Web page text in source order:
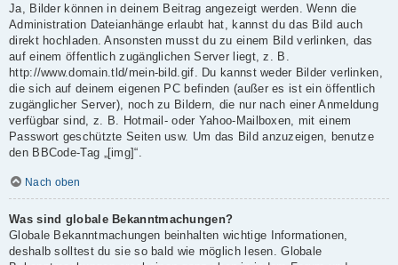
Ja, Bilder können in deinem Beitrag angezeigt werden. Wenn die
Administration Dateianhänge erlaubt hat, kannst du das Bild auch
direkt hochladen. Ansonsten musst du zu einem Bild verlinken, das
auf einem öffentlich zugänglichen Server liegt, z. B.
http://www.domain.tld/mein-bild.gif. Du kannst weder Bilder verlinken,
die sich auf deinem eigenen PC befinden (außer es ist ein öffentlich
zugänglicher Server), noch zu Bildern, die nur nach einer Anmeldung
verfügbar sind, z. B. Hotmail- oder Yahoo-Mailboxen, mit einem
Passwort geschützte Seiten usw. Um das Bild anzuzeigen, benutze
den BBCode-Tag „[img]“.
Nach oben
Was sind globale Bekanntmachungen?
Globale Bekanntmachungen beinhalten wichtige Informationen,
deshalb solltest du sie so bald wie möglich lesen. Globale